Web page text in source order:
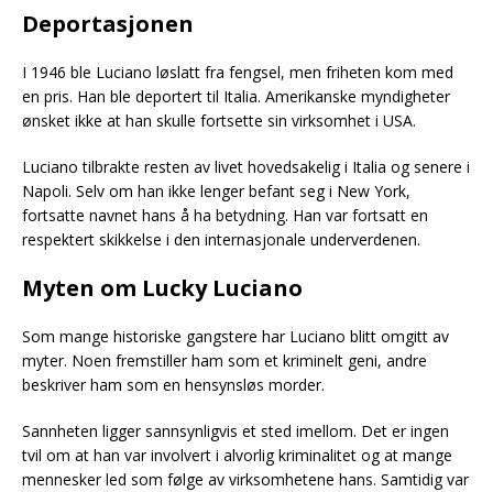
Deportasjonen
I 1946 ble Luciano løslatt fra fengsel, men friheten kom med
en pris. Han ble deportert til Italia. Amerikanske myndigheter
ønsket ikke at han skulle fortsette sin virksomhet i USA.
Luciano tilbrakte resten av livet hovedsakelig i Italia og senere i
Napoli. Selv om han ikke lenger befant seg i New York,
fortsatte navnet hans å ha betydning. Han var fortsatt en
respektert skikkelse i den internasjonale underverdenen.
Myten om Lucky Luciano
Som mange historiske gangstere har Luciano blitt omgitt av
myter. Noen fremstiller ham som et kriminelt geni, andre
beskriver ham som en hensynsløs morder.
Sannheten ligger sannsynligvis et sted imellom. Det er ingen
tvil om at han var involvert i alvorlig kriminalitet og at mange
mennesker led som følge av virksomhetene hans. Samtidig var